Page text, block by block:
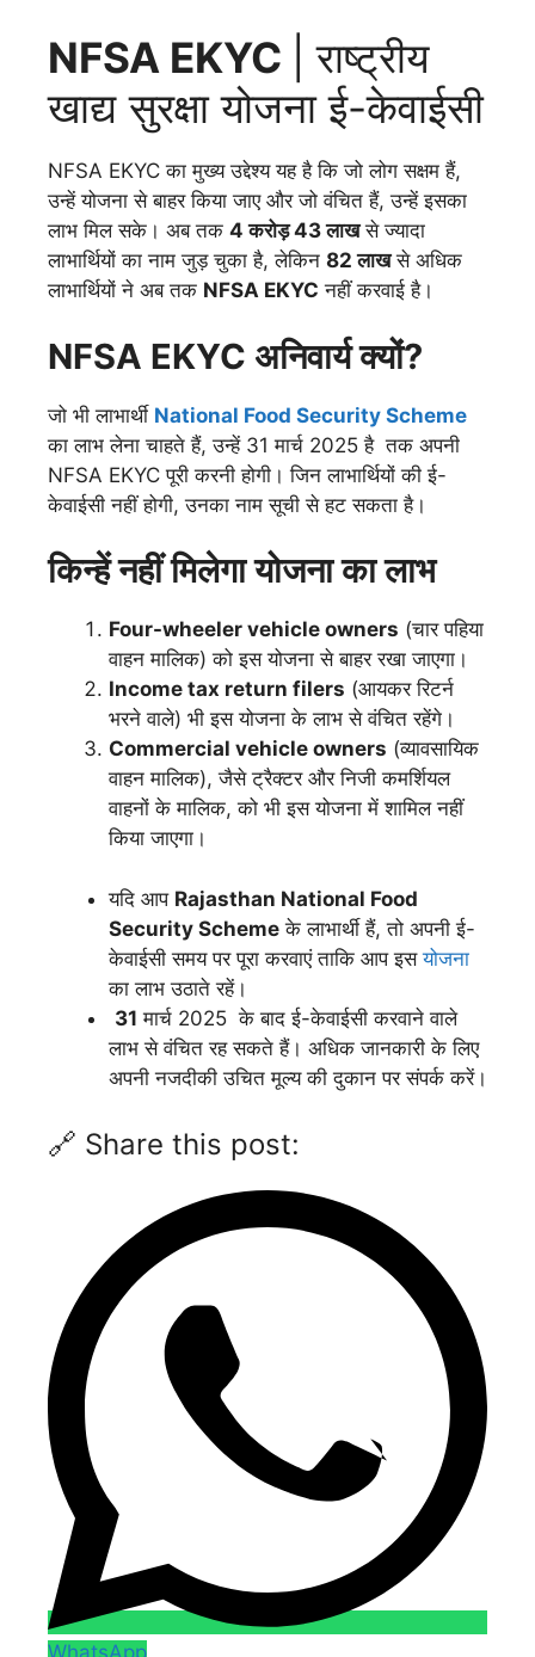
NFSA EKYC
| राष्ट्रीय
खाद्य सुरक्षा योजना ई-केवाईसी
NFSA EKYC का मुख्य उद्देश्य यह है कि जो लोग सक्षम हैं,
उन्हें योजना से बाहर किया जाए और जो वंचित हैं, उन्हें इसका
लाभ मिल सके। अब तक 4 करोड़ 43 लाखसे ज्यादा
लाभार्थियों का नाम जुड़ चुका है, लेकिन 82 लाखसे अधिक
लाभार्थियों ने अब तक NFSA EKYC नहीं करवाई है।
NFSA EKYC अनिवार्य क्यों?
जो भी लाभार्थी National Food Security Scheme
का लाभ लेना चाहते हैं, उन्हें 31 मार्च 2025 है तक अपनी
NFSA EKYC पूरी करनी होगी। जिन लाभार्थियों की ई-
केवाईसी नहीं होगी, उनका नाम सूची से हट सकता है।
किन्हें नहीं मिलेगा योजना का लाभ
Four-wheeler vehicle owners (चार पहिया
वाहन मालिक) को इस योजना से बाहर रखा जाएगा।
Income tax return filers (आयकर रिटर्न
भरने वाले) भी इस योजना के लाभ से वंचित रहेंगे।
Commercial vehicle owners (व्यावसायिक
वाहन मालिक), जैसे ट्रैक्टर और निजी कमर्शियल
वाहनों के मालिक, को भी इस योजना में शामिल नहीं
किया जाएगा।
यदि आप Rajasthan National Food
Security Scheme के लाभार्थी हैं, तो अपनी ई-
केवाईसी समय पर पूरा करवाएं ताकि आप इसयोजना
का लाभ उठाते रहें।
31 मार्च 2025 के बाद ई-केवाईसी करवाने वाले
लाभ से वंचित रह सकते हैं। अधिक जानकारी के लिए
अपनी नजदीकी उचित मूल्य की दुकान पर संपर्क करें।
🔗 Share this post: